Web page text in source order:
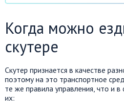
Когда можно
скутере
Скутер признается в качестве
поэтому на это транспортное
те же правила управления, что и
их: